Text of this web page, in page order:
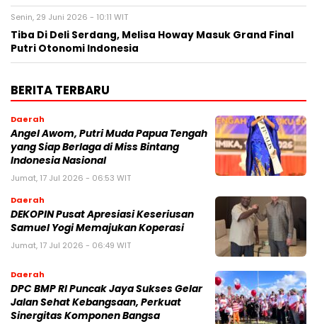
Senin, 29 Juni 2026 - 10:11 WIT
Tiba Di Deli Serdang, Melisa Howay Masuk Grand Final
Putri Otonomi Indonesia
BERITA TERBARU
Daerah
Angel Awom, Putri Muda Papua Tengah
yang Siap Berlaga di Miss Bintang
Indonesia Nasional
Jumat, 17 Jul 2026 - 06:53 WIT
Daerah
DEKOPIN Pusat Apresiasi Keseriusan
Samuel Yogi Memajukan Koperasi
Jumat, 17 Jul 2026 - 06:49 WIT
Daerah
DPC BMP RI Puncak Jaya Sukses Gelar
Jalan Sehat Kebangsaan, Perkuat
Sinergitas Komponen Bangsa